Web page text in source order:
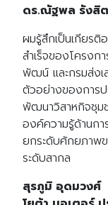
ดร.ณัฐพล รังสิ
ผมรู้สึกเป็นเกียรติ
สำเร็จของโครงก
พัฒน์ และกรมส่งเ
ตัวอย่างของการป
พัฒนาวิสาหกิจชุม
องค์ความรู้ด้านก
ยกระดับศักยภาพ
ระดับสากล
สุรภูมิ อุดมวงศ์